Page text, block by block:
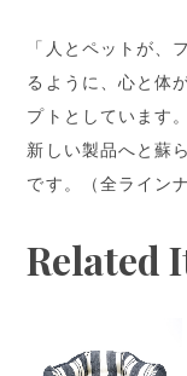
「人とペットが、
るように、心と体
プトとしています
新しい製品へと蘇
です。（全ライン
Related